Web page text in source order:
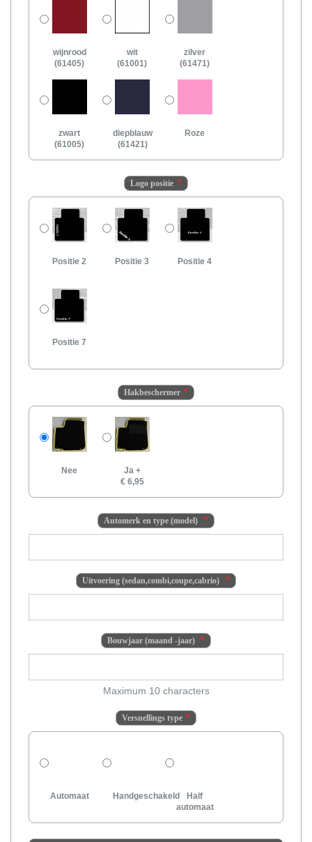
wijnrood
(61405)
wit
(61001)
zilver
(61471)
zwart
(61005)
diepblauw
(61421)
Roze
Logo positie
Positie 2 Positie 3 Positie 4
Positie 7
Hakbeschermer
Nee Ja +
€ 6,95
Automerk en type (model)
Uitvoering (sedan,combi,coupe,cabrio)
Bouwjaar (maand -jaar)
Maximum 10 characters
Versnellings type
Automaat Handgeschakeld
Half
automaat